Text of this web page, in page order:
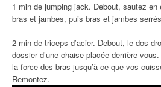
1 min de jumping jack. Debout, sautez
bras et jambes, puis bras et jambes
2 min de triceps d’acier. Debout, le dos
dossier d’une chaise placée derrière
la force des bras jusqu’à ce que vos
Remontez.